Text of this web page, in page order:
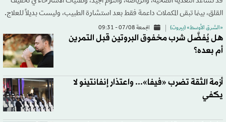
القلق، بينما تبقى المكملات داعمة فقط بعد استشارة الطبيب، وليست بديلاً للعلاج.
«الشرق الأوسط» (بيروت) الجمعة 07/08 - 09:31
هل يُفضَّل شرب مخفوق البروتين قبل التمرين
أم بعده؟
أزمة الثقة تضرب «فيفا»... واعتذار إنفانتينو لا
يكفي